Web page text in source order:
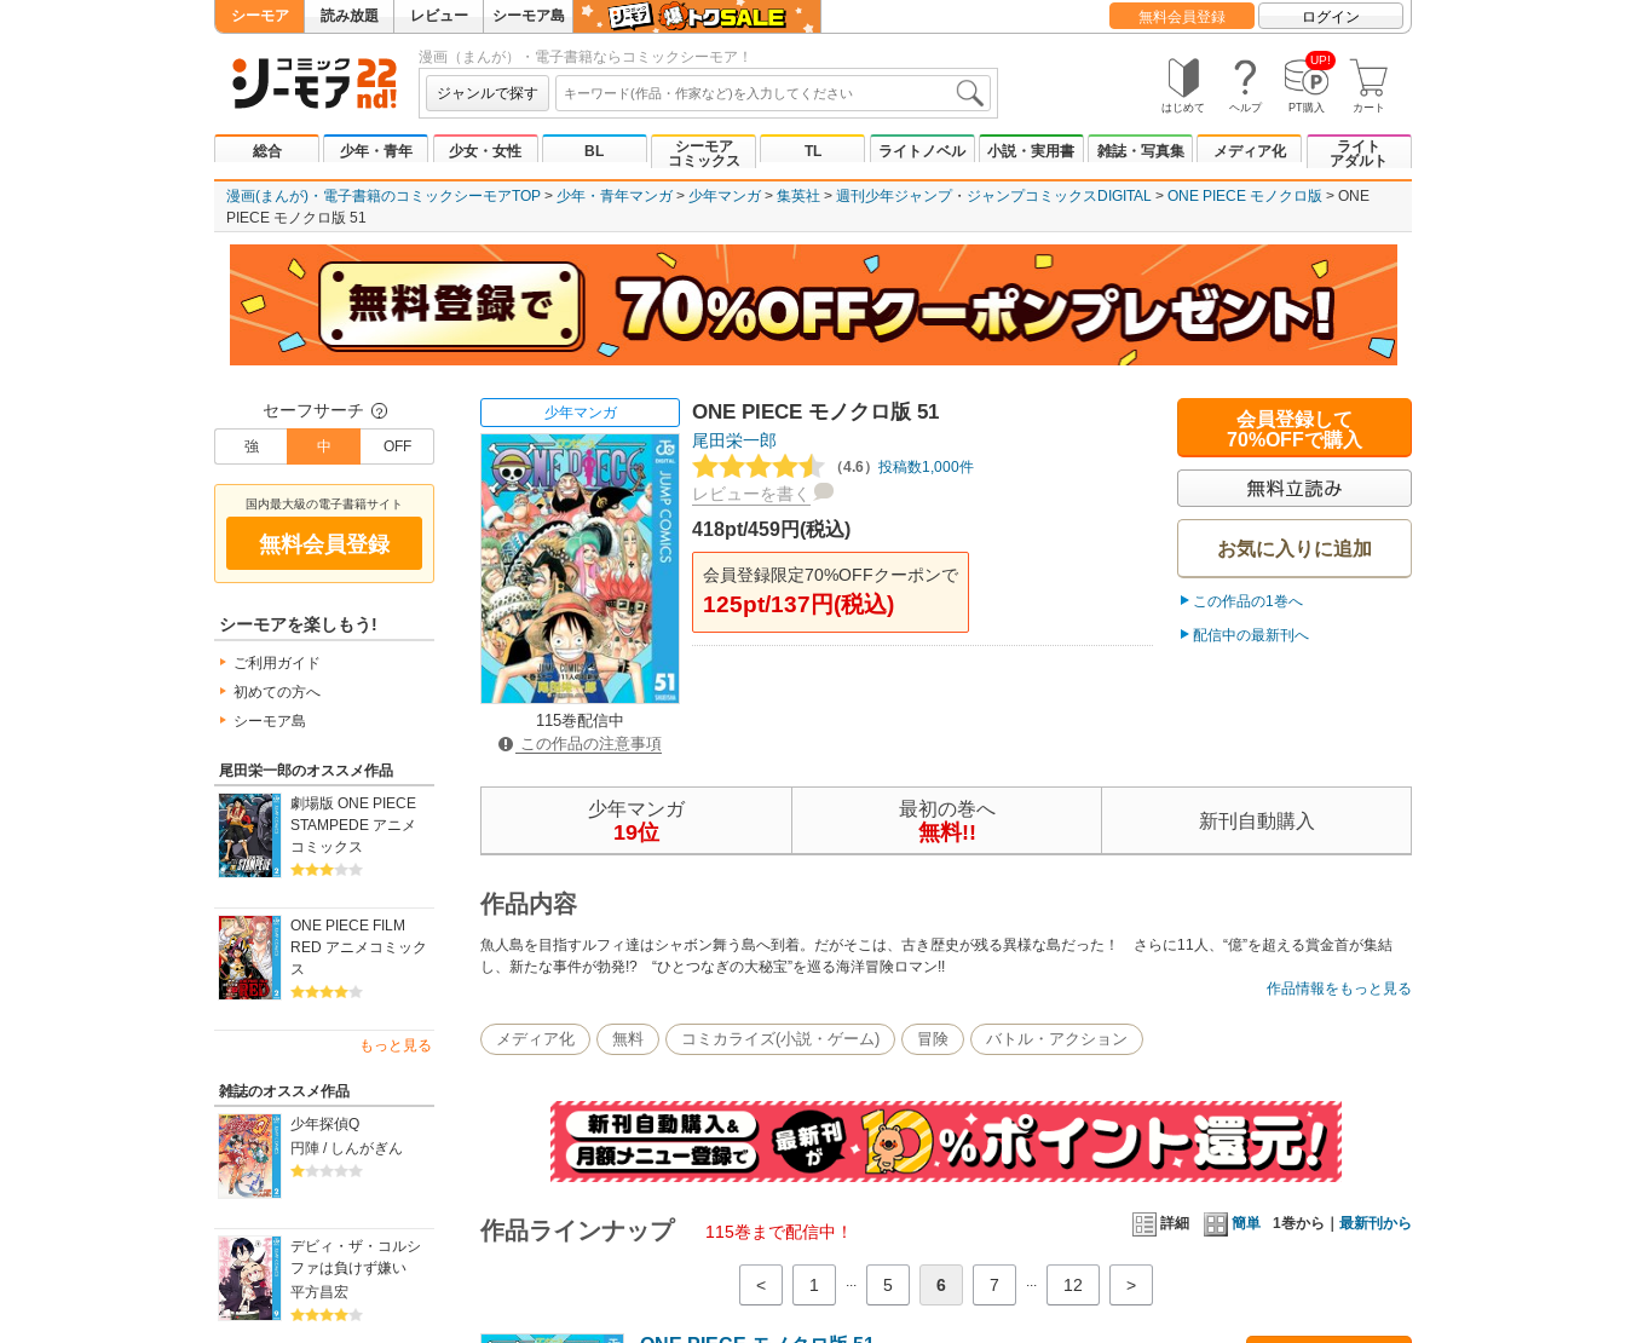
シーモア 読み放題 レビュー シーモア島 無料会員登録 ログイン
漫画（まんが）・電子書籍ならコミックシーモア！
ジャンルで探す
はじめて ヘルプ
UP!
PT購入 カート
総合 少年・青年 少女・女性 BL
シーモア
コミックス
TL ライトノベル 小説・実用書 雑誌・写真集 メディア化
ライト
アダルト
漫画(まんが)・電子書籍のコミックシーモアTOP 少年・青年マンガ 少年マンガ 集英社 週刊少年ジャンプ ジャンプコミックスDIGITAL ONE PIECE モノクロ版
ONE
PIECE モノクロ版 51
セーフサーチ ？
強 中 OFF
国内最大級の電子書籍サイト
無料会員登録
シーモアを楽しもう!
ご利用ガイド
初めての方へ
シーモア島
尾田栄一郎のオススメ作品
劇場版 ONE PIECE
STAMPEDE アニメ
コミックス
ONE PIECE FILM
RED アニメコミック
ス
もっと見る
雑誌のオススメ作品
少年探偵Q
円陣 / しんがぎん
デビィ・ザ・コルシ
ファは負けず嫌い
平方昌宏
少年マンガ
115巻配信中
この作品の注意事項
ONE PIECE モノクロ版 51
尾田栄一郎
（4.6） 投稿数1,000件
レビューを書く
418pt/459円(税込)
会員登録限定70%OFFクーポンで
125pt/137円(税込)
会員登録して
70%OFFで購入
お気に入りに追加
この作品の1巻へ
配信中の最新刊へ
少年マンガ
19位
最初の巻へ
無料!! 新刊自動購入
作品内容
魚人島を目指すルフィ達はシャボン舞う島へ到着。だがそこは、古き歴史が残る異様な島だった！ さらに11人、“億”を超える賞金首が集結
し、新たな事件が勃発!? “ひとつなぎの大秘宝”を巡る海洋冒険ロマン!!
作品情報をもっと見る
メディア化 無料 コミカライズ(小説・ゲーム) 冒険 バトル・アクション
詳細 簡単 1巻から｜ 最新刊から
作品ラインナップ 115巻まで配信中！
< 1 ... 5 6 7 ... 12 >